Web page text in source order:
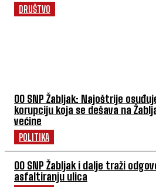
DRUŠTVO
OO SNP Žabljak: Najoštrije
korupciju koja se dešava na
većine
POLITIKA
OO SNP Žabljak i dalje traži
asfaltiranju ulica